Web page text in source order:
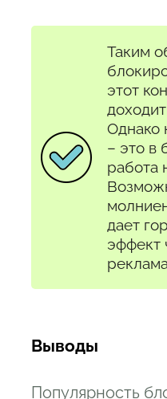
Таким
этот
Однако
– это в
работа
дает
эффект
Выводы
Популярность